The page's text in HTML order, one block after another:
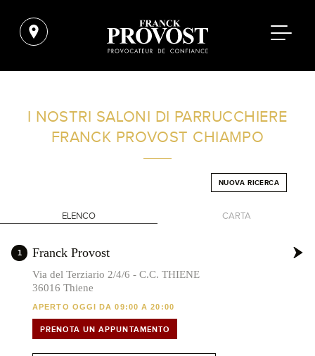
FILTRI AVANZATI
I NOSTRI SALONI DI PARRUCCHIERE
FRANCK PROVOST CHIAMPO
NUOVA RICERCA
ELENCO CARTA
+
1 Franck Provost
Via del Terziario 2/4/6 - C.C. THIENE
36016 Thiene
APERTO OGGI DA 09:00 A 20:00
PRENOTA UN APPUNTAMENTO